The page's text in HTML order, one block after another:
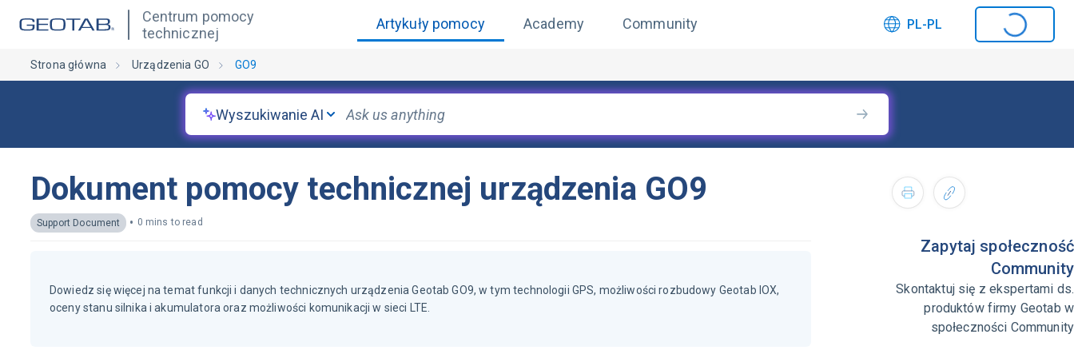
Centrum pomocy
technicznej
Artykuły pomocy Academy Community PL-PL
Strona główna Urządzenia GO GO9
Wyszukiwanie AI
Dokument pomocy technicznej urządzenia GO9
Support Document • 0 mins to read
Dowiedz się więcej na temat funkcji i danych technicznych urządzenia Geotab GO9, w tym technologii GPS, możliwości rozbudowy Geotab IOX,
oceny stanu silnika i akumulatora oraz możliwości komunikacji w sieci LTE.
Zapytaj społeczność
Community
Skontaktuj się z ekspertami ds.
produktów firmy Geotab w
społeczności Community